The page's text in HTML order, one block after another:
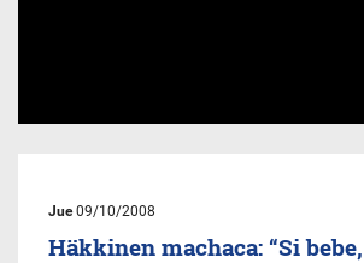
Jue09/10/2008
Häkkinen machaca: “Si